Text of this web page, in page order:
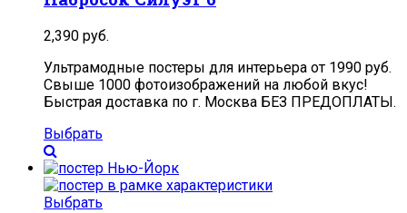
2,390 руб.
Ультрамодные постеры для интерьера от 1990 руб.
Свыше 1000 фотоизображений на любой вкус!
Быстрая доставка по г. Москва БЕЗ ПРЕДОПЛАТЫ.
Выбрать
Выбрать